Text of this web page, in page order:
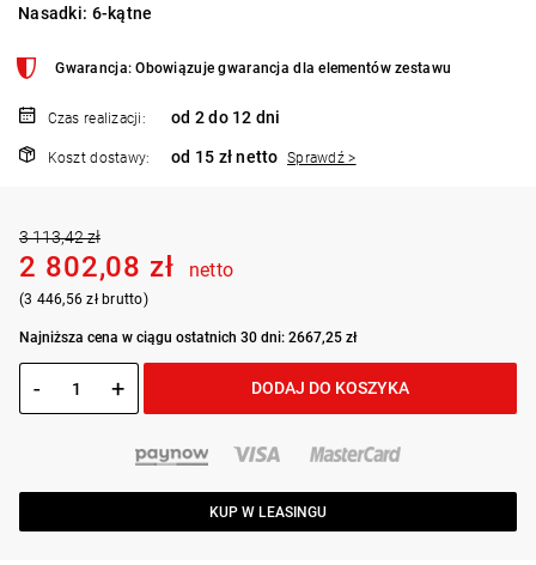
Nasadki: 6-kątne
Gwarancja: Obowiązuje gwarancja dla elementów zestawu
Czas realizacji: od 2 do 12 dni
Koszt dostawy: od 15 zł netto Sprawdź >
3 113,42 zł
2 802,08 zł netto
(3 446,56 zł brutto)
Najniższa cena w ciągu ostatnich 30 dni: 2667,25 zł
- + DODAJ DO KOSZYKA
KUP W LEASINGU